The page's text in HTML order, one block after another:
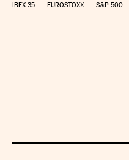
IBEX 35 EUROSTOXX S&P 500